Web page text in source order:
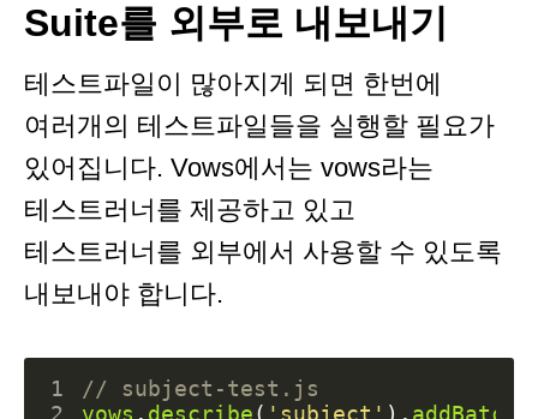
Suite를 외부로 내보내기
테스트파일이 많아지게 되면 한번에
여러개의 테스트파일들을 실행할 필요가
있어집니다. Vows에서는 vows라는
테스트러너를 제공하고 있고
테스트러너를 외부에서 사용할 수 있도록
내보내야 합니다.
1
2
vows . describe( 'subject' ). addBatch